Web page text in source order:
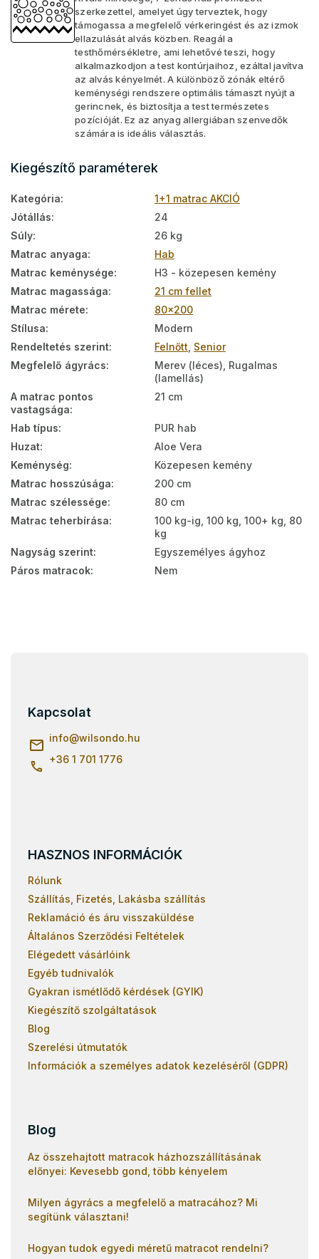
szerkezettel, amelyet úgy terveztek, hogy
támogassa a megfelelő vérkeringést és az izmok
ellazulását alvás közben. Reagál a
testhőmérsékletre, ami lehetővé teszi, hogy
alkalmazkodjon a test kontúrjaihoz, ezáltal javítva
az alvás kényelmét. A különböző zónák eltérő
keménységi rendszere optimális támaszt nyújt a
gerincnek, és biztosítja a test természetes
pozícióját. Ez az anyag allergiában szenvedők
számára is ideális választás.
Kiegészítő paraméterek
Kategória:
1+1 matrac AKCIÓ
Jótállás:
24
Súly:
26 kg
Matrac anyaga:
Hab
Matrac keménysége:
H3 - közepesen kemény
Matrac magassága:
21 cm fellet
Matrac mérete:
80x200
Stílusa:
Modern
Rendeltetés szerint: Felnőtt Senior
Megfelelő ágyrács:
Merev (léces), Rugalmas
(lamellás)
A matrac pontos
vastagsága:
21 cm
Hab típus:
PUR hab
Huzat:
Aloe Vera
Keménység:
Közepesen kemény
Matrac hosszúsága:
200 cm
Matrac szélessége:
80 cm
Matrac teherbírása:
100 kg-ig, 100 kg, 100+ kg, 80
kg
Nagyság szerint:
Egyszemélyes ágyhoz
Páros matracok: Nem
Kapcsolat
info@wilsondo.hu
+36 1 701 1776
HASZNOS INFORMÁCIÓK
Rólunk
Szállítás, Fizetés, Lakásba szállítás
Reklamáció és áru visszaküldése
Általános Szerződési Feltételek
Elégedett vásárlóink
Egyéb tudnivalók
Gyakran ismétlődő kérdések (GYIK)
Kiegészítő szolgáltatások
Blog
Szerelési útmutatók
Információk a személyes adatok kezeléséről (GDPR)
Blog
Az összehajtott matracok házhozszállításának
előnyei: Kevesebb gond, több kényelem
Milyen ágyrács a megfelelő a matracához? Mi
segítünk választani!
Hogyan tudok egyedi méretű matracot rendelni?